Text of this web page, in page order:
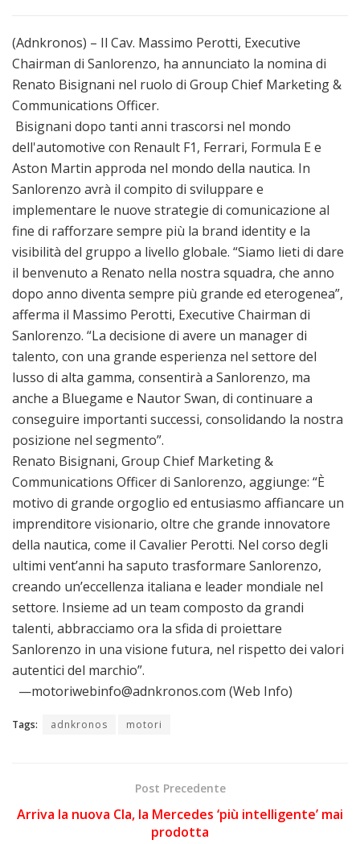
(Adnkronos) – Il Cav. Massimo Perotti, Executive
Chairman di Sanlorenzo, ha annunciato la nomina di
Renato Bisignani nel ruolo di Group Chief Marketing &
Communications Officer.
Bisignani dopo tanti anni trascorsi nel mondo
dell'automotive con Renault F1, Ferrari, Formula E e
Aston Martin approda nel mondo della nautica. In
Sanlorenzo avrà il compito di sviluppare e
implementare le nuove strategie di comunicazione al
fine di rafforzare sempre più la brand identity e la
visibilità del gruppo a livello globale. “Siamo lieti di dare
il benvenuto a Renato nella nostra squadra, che anno
dopo anno diventa sempre più grande ed eterogenea”,
afferma il Massimo Perotti, Executive Chairman di
Sanlorenzo. “La decisione di avere un manager di
talento, con una grande esperienza nel settore del
lusso di alta gamma, consentirà a Sanlorenzo, ma
anche a Bluegame e Nautor Swan, di continuare a
conseguire importanti successi, consolidando la nostra
posizione nel segmento”.
Renato Bisignani, Group Chief Marketing &
Communications Officer di Sanlorenzo, aggiunge: “È
motivo di grande orgoglio ed entusiasmo affiancare un
imprenditore visionario, oltre che grande innovatore
della nautica, come il Cavalier Perotti. Nel corso degli
ultimi vent’anni ha saputo trasformare Sanlorenzo,
creando un’eccellenza italiana e leader mondiale nel
settore. Insieme ad un team composto da grandi
talenti, abbracciamo ora la sfida di proiettare
Sanlorenzo in una visione futura, nel rispetto dei valori
autentici del marchio”.
—motoriwebinfo@adnkronos.com (Web Info)
Tags: adnkronos motori
Post Precedente
Arriva la nuova Cla, la Mercedes ‘più intelligente’ mai
prodotta